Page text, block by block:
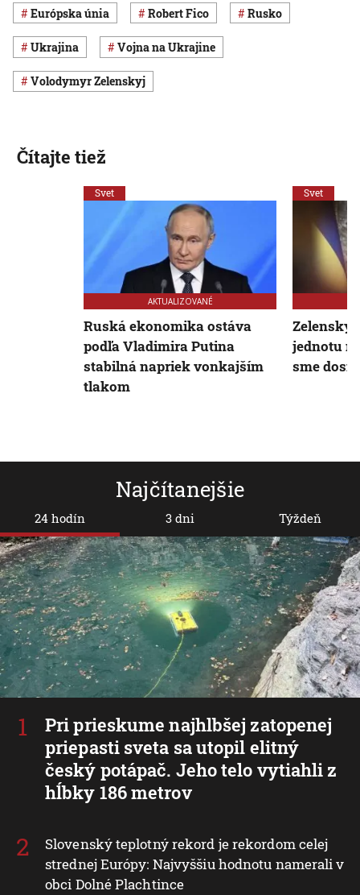
Európska únia Robert Fico Rusko
Ukrajina vojna na Ukrajine
Volodymyr Zelenskyj
Najčítanejšie
24 hodín
Pri prieskume najhlbšej zatopenej
priepasti sveta sa utopil elitný
český potápač. Jeho telo vytiahli z
hĺbky 186 metrov
Slovenský teplotný rekord je rekordom celej
strednej Európy: Najvyššiu hodnotu namerali v
obci Dolné Plachtince
3 dni Týždeň
Čítajte tiež
Svet
AKTUALIZOVANÉ
Ruská ekonomika ostáva
podľa Vladimira Putina
stabilná napriek vonkajším
tlakom
Svet
jednotu
sme